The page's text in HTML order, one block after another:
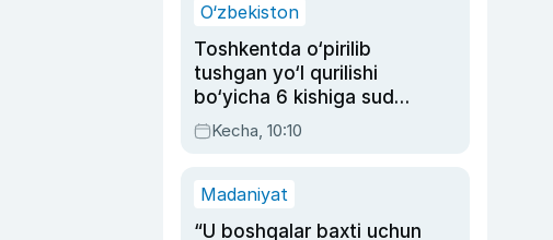
O‘zbekiston
Toshkentda o‘pirilib
tushgan yo‘l qurilishi
bo‘yicha 6 kishiga sud
hukmi o‘qildi
Kecha, 10:10
Madaniyat
“U boshqalar baxti uchun